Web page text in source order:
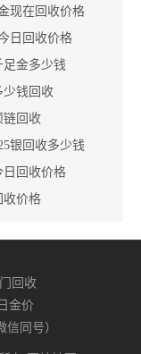
现在回收价格
日回收价格
足金多少钱
少钱回收
链回收
银回收多少钱
日回收价格
收价格
回收
金价
信同号）